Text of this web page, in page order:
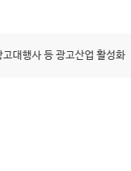
대행사 등 광고산업 활성화